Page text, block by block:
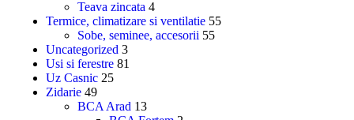
Teava zincata 4
Termice, climatizare si ventilatie 55
Sobe, seminee, accesorii 55
Uncategorized 3
Usi si ferestre 81
Uz Casnic 25
Zidarie 49
BCA Arad 13